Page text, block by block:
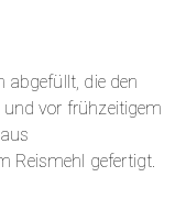
abgefüllt, die den
vor frühzeitigem
Reismehl gefertigt.